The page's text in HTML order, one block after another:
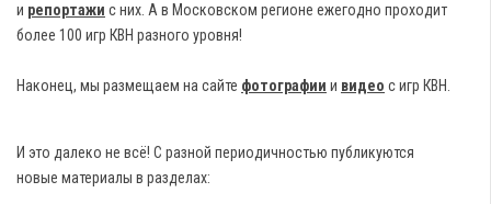
и репортажи с них. А в Московском регионе ежегодно проходит
более 100 игр КВН разного уровня!
Наконец, мы размещаем на сайте фотографии и видео с игр КВН.
И это далеко не всё! С разной периодичностью публикуются
новые материалы в разделах: